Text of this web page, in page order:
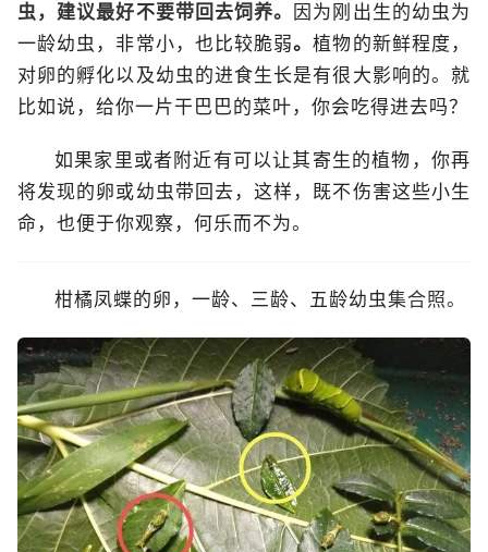
虫，建议最好不要带回去饲养。
因为刚出生的幼虫为
一龄幼虫，非常小，也比较脆弱。植物的新鲜程度，
对卵的孵化以及幼虫的进食生长是有很大影响的。就
比如说，给你一片干巴巴的菜叶，你会吃得进去吗？
如果家里或者附近有可以让其寄生的植物，你再
将发现的卵或幼虫带回去，这样，既不伤害这些小生
命，也便于你观察，何乐而不为。
柑橘凤蝶的卵，一龄、三龄、五龄幼虫集合照。